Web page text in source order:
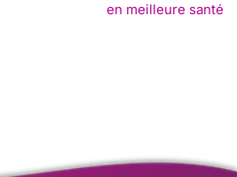
en meilleure santé